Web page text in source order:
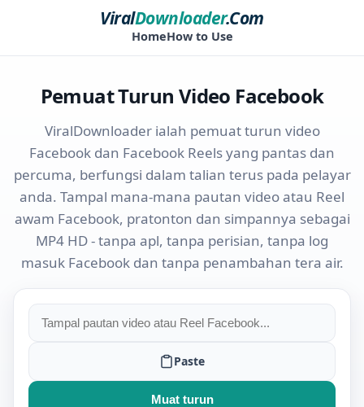
ViralDownloader.Com
HomeHow to Use
Pemuat Turun Video Facebook
ViralDownloader ialah pemuat turun video
Facebook dan Facebook Reels yang pantas dan
percuma, berfungsi dalam talian terus pada pelayar
anda. Tampal mana-mana pautan video atau Reel
awam Facebook, pratonton dan simpannya sebagai
MP4 HD - tanpa apl, tanpa perisian, tanpa log
masuk Facebook dan tanpa penambahan tera air.
Paste
Muat turun